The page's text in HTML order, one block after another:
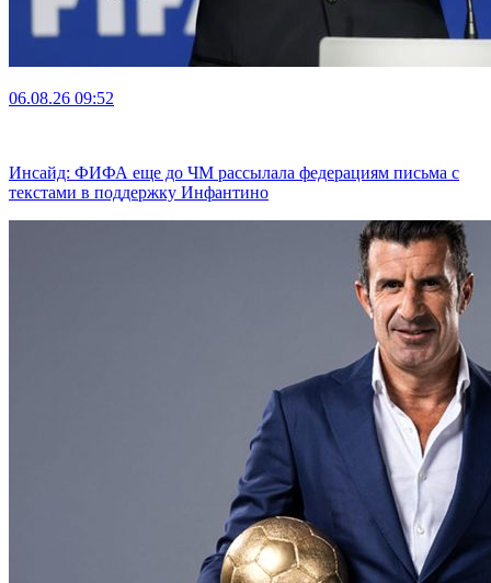
06.08.26 09:52
Инсайд: ФИФА еще до ЧМ рассылала федерациям письма с
текстами в поддержку Инфантино